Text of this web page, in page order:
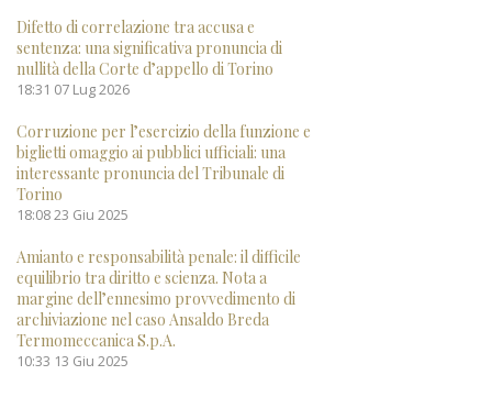
Difetto di correlazione tra accusa e
sentenza: una significativa pronuncia di
nullità della Corte d’appello di Torino
18:31 07 Lug 2026
Corruzione per l’esercizio della funzione e
biglietti omaggio ai pubblici ufficiali: una
interessante pronuncia del Tribunale di
Torino
18:0823 Giu 2025
Amianto e responsabilità penale: il difficile
equilibrio tra diritto e scienza. Nota a
margine dell’ennesimo provvedimento di
archiviazione nel caso Ansaldo Breda
Termomeccanica S.p.A.
10:33 13 Giu 2025